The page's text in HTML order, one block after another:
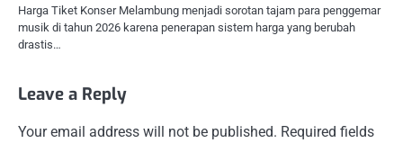
Harga Tiket Konser Melambung menjadi sorotan tajam para penggemar
musik di tahun 2026 karena penerapan sistem harga yang berubah
drastis…
Leave a Reply
Your email address will not be published. Required fields